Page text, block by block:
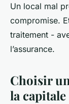
Un local mal
compromise.
traitement -
l’assurance.
Choisir
la capitale